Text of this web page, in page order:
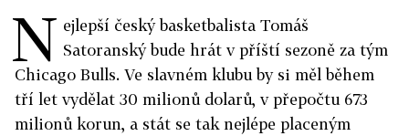
N ejlepší český basketbalista Tomáš
Satoranský bude hrát v příští sezoně za tým
Chicago Bulls. Ve slavném klubu by si měl během
tří let vydělat 30 milionů dolarů, v přepočtu 673
milionů korun, a stát se tak nejlépe placeným